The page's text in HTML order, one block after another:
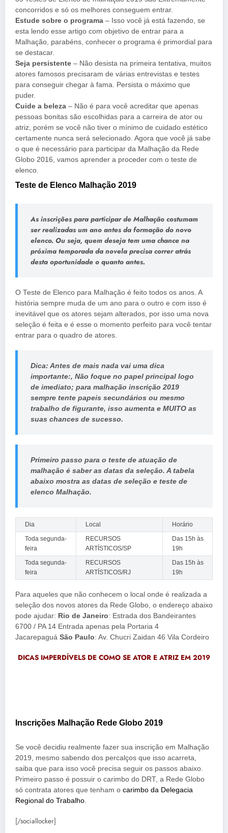
concorridos e só os melhores conseguem entrar.
Estude sobre o programa – Isso você já está fazendo, se
esta lendo esse artigo com objetivo de entrar para a
Malhação, parabéns, conhecer o programa é primordial para
se destacar.
Seja persistente – Não desista na primeira tentativa, muitos
atores famosos precisaram de várias entrevistas e testes
para conseguir chegar à fama. Persista o máximo que
puder.
Cuide a beleza – Não é para você acreditar que apenas
pessoas bonitas são escolhidas para a carreira de ator ou
atriz, porém se você não tiver o mínimo de cuidado estético
certamente nunca será selecionado. Agora que você já sabe
o que é necessário para participar da Malhação da Rede
Globo 2016, vamos aprender a proceder com o teste de
elenco.
Teste de Elenco Malhação 2019
As inscrições para participar de Malhação costumam
ser realizadas um ano antes da formação do novo
elenco. Ou seja, quem deseja tem uma chance na
próxima temporada da novela precisa correr atrás
desta oportunidade o quanto antes.
O Teste de Elenco para Malhação é feito todos os anos. A
história sempre muda de um ano para o outro e com isso é
inevitável que os atores sejam alterados, por isso uma nova
seleção é feita e é esse o momento perfeito para você tentar
entrar para o quadro de atores.
Dica: Antes de mais nada vai uma dica
importante:, Não foque no papel principal logo
de imediato; para malhação inscrição 2019
sempre tente papeis secundários ou mesmo
trabalho de figurante, isso aumenta e MUITO as
suas chances de sucesso.
Primeiro passo para o teste de atuação de
malhação é saber as datas da seleção. A tabela
abaixo mostra as datas de seleção e teste de
elenco Malhação.
Dia Local
Horário
Toda segunda-
feira
RECURSOS
ARTÍSTICOS/SP
Das 15h às
19h
Toda segunda-
feira
RECURSOS
ARTÍSTICOS/RJ
Das 15h às
19h
Para aqueles que não conhecem o local onde é realizada a
seleção dos novos atores da Rede Globo, o endereço abaixo
pode ajudar: Rio de Janeiro: Estrada dos Bandeirantes
6700 / PA 14 Entrada apenas pela Portaria 4
Jacarepaguá São Paulo: Av. Chucri Zaidan 46 Vila Cordeiro
DICAS IMPERDÍVELS DE COMO SE ATOR E ATRIZ EM 2019
Inscrições Malhação Rede Globo 2019
Se você decidiu realmente fazer sua inscrição em Malhação
2019, mesmo sabendo dos percalços que isso acarreta,
saiba que para isso você precisa seguir os passos abaixo.
Primeiro passo é possuir o carimbo do DRT, a Rede Globo
só contrata atores que tenham o carimbo da Delegacia
Regional do Trabalho
[/sociallocker]